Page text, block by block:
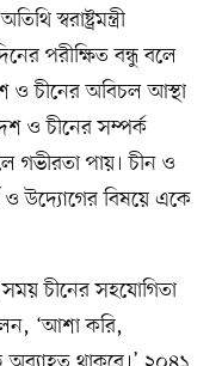
স্বরাষ্ট্রমন্ত্রী
পরীক্ষিত বন্ধু বলে
ও চীনের অবিচল আস্থা
ও চীনের সম্পর্ক
গভীরতা পায়। চীন ও
ও উদ্যোগের বিষয়ে একে
চীনের সহযোগিতা
‘আশা করি,